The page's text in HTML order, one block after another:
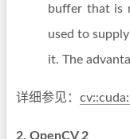
buffer that is
used to
it. The
详细参见：
2. OpenCV 2